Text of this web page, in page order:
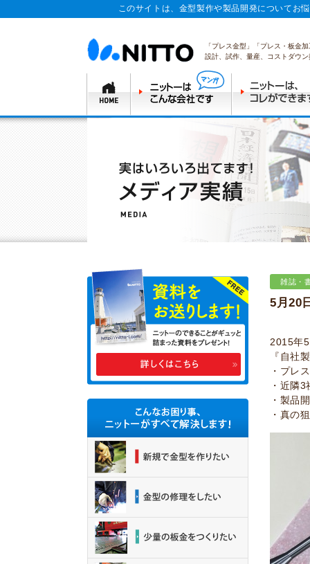
このサイトは、金型製作や製品開発についてお
「プレス金型」「プレス・板金
設計、試作、量産、コストダウ
雑誌・
5月20
2015年
『自社
・プレ
・近隣
・製品
・真の